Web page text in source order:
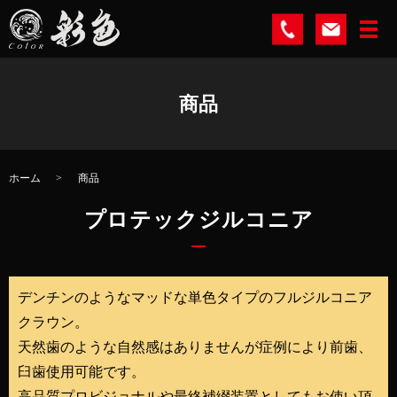
商品
ホーム 商品
プロテックジルコニア
デンチンのようなマッドな単色タイプのフルジルコニア
クラウン。
天然歯のような自然感はありませんが症例により前歯、
臼歯使用可能です。